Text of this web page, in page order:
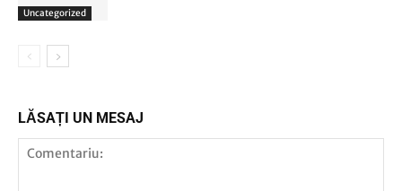
Uncategorized
LĂSAȚI UN MESAJ